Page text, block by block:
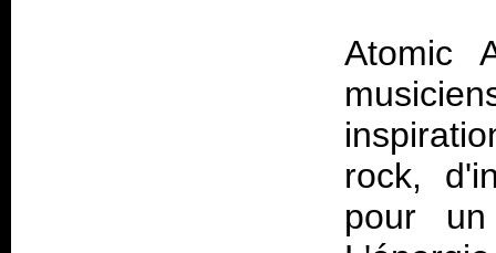
Atomic
rock,
pour